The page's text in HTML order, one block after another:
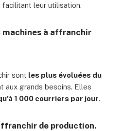
facilitant leur utilisation.
machines à affranchir
sont les plus évoluées du
aux grands besoins. Elles
1 000 courriers par jour.
de production.